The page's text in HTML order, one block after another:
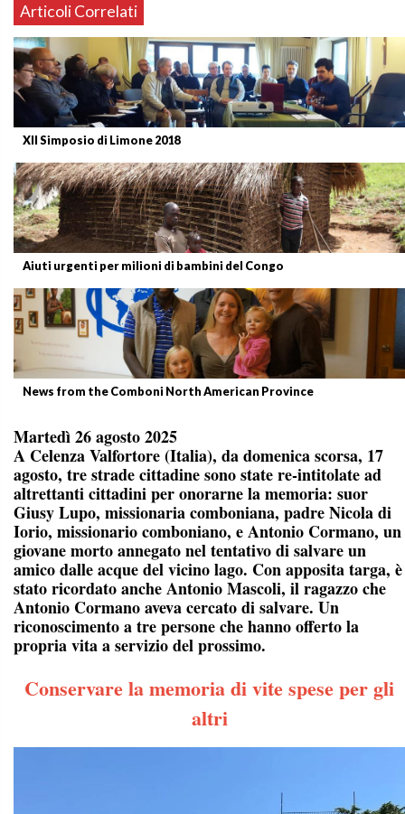
Articoli Correlati
XII Simposio di Limone 2018
Aiuti urgenti per milioni di bambini del Congo
News from the Comboni North American Province
Martedì 26 agosto 2025
A Celenza Valfortore (Italia), da domenica scorsa, 17
agosto, tre strade cittadine sono state re-intitolate ad
altrettanti cittadini per onorarne la memoria: suor
Giusy Lupo, missionaria comboniana, padre Nicola di
Iorio, missionario comboniano, e Antonio Cormano, un
giovane morto annegato nel tentativo di salvare un
amico dalle acque del vicino lago. Con apposita targa, è
stato ricordato anche Antonio Mascoli, il ragazzo che
Antonio Cormano aveva cercato di salvare. Un
riconoscimento a tre persone che hanno offerto la
propria vita a servizio del prossimo.
Conservare la memoria di vite spese per gli
altri